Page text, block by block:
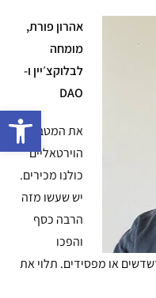
אהרון פורת,
מומחה
לבלוקצ׳יין ו-
DAO
את המטבעות
הוירטאליים
כולנו מכירים.
יש שעשו מזה
הרבה כסף
והפכו
או מפסידים. תלוי את